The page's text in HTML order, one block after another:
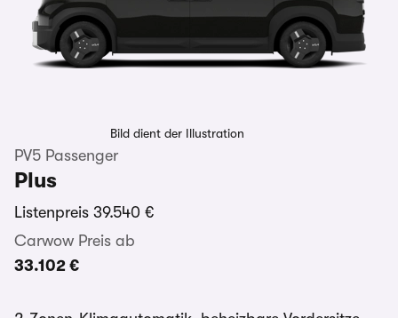
Bild dient der Illustration
PV5 Passenger
Plus
Listenpreis 39.540 €
Carwow Preis ab
33.102 €